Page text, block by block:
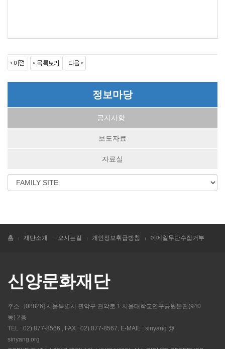
정보마당
공지사항
보도자료
자료실
홈 재단소개 오시는길 개인정보취급방침 이메일무단수집거부
신양문화재단
주소 : [08826] 서울특별시 관악구 관악로 1 서울대학교연구공원본관(940
동) 2층
TEL : 02) 877-8566 , FAX : 02) 877-8567, E-MAIL : sinyang @
sinyang.org